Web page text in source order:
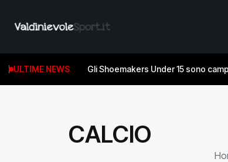
ULTIME NEWS Gli Shoemakers Under 15 sono
CALCIO